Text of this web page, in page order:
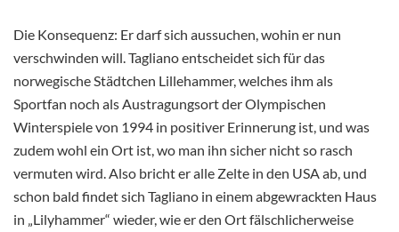
Die Konsequenz: Er darf sich aussuchen, wohin er nun
verschwinden will. Tagliano entscheidet sich für das
norwegische Städtchen Lillehammer, welches ihm als
Sportfan noch als Austragungsort der Olympischen
Winterspiele von 1994 in positiver Erinnerung ist, und was
zudem wohl ein Ort ist, wo man ihn sicher nicht so rasch
vermuten wird. Also bricht er alle Zelte in den USA ab, und
schon bald findet sich Tagliano in einem abgewrackten Haus
in „Lilyhammer“ wieder, wie er den Ort fälschlicherweise